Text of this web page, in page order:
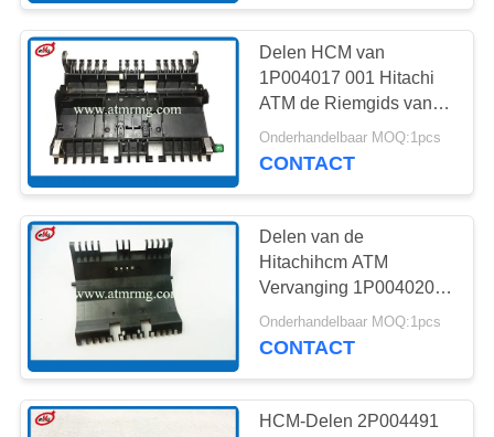
De Delen van NMD
ATM
Dieboldatm Delen
1127
Delen HCM van
1P004017 001 Hitachi
ATM de Riemgids van
Reekswuf
Onderhandelbaar MOQ:1pcs
CONTACT
Delen van de
Hitachihcm ATM
Vervanging 1P004020
001 Plastic Gids
Onderhandelbaar MOQ:1pcs
CONTACT
HCM-Delen 2P004491